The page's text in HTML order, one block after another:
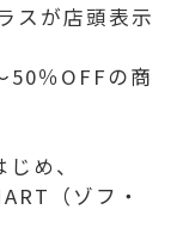
スが店頭表示
％OFFの商
め、
（ゾフ・